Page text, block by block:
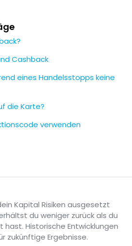
aus dem Bereich
indem du die
als Abonnement
Cashback
eines Handelsstopps keine
die Karte?
verwenden
Kapital Risiken ausgesetzt
du weniger zurück als du
hast. Historische Entwicklungen
zukünftige Ergebnisse.